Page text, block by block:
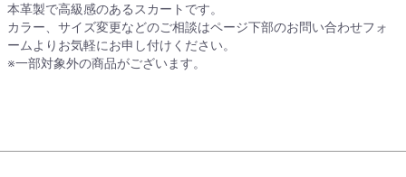
本革製で高級感のあるスカートです。
カラー、サイズ変更などのご相談はページ下部のお問い合わせフォ
ームよりお気軽にお申し付けください。
※一部対象外の商品がございます。